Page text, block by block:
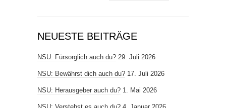
NEUESTE BEITRÄGE
NSU: Fürsorglich auch du? 29. Juli 2026
NSU: Bewährst dich auch du? 17. Juli 2026
NSU: Herausgeber auch du? 1. Mai 2026